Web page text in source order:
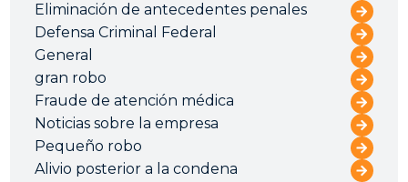
Eliminación de antecedentes penales
Defensa Criminal Federal
General
gran robo
Fraude de atención médica
Noticias sobre la empresa
Pequeño robo
Alivio posterior a la condena